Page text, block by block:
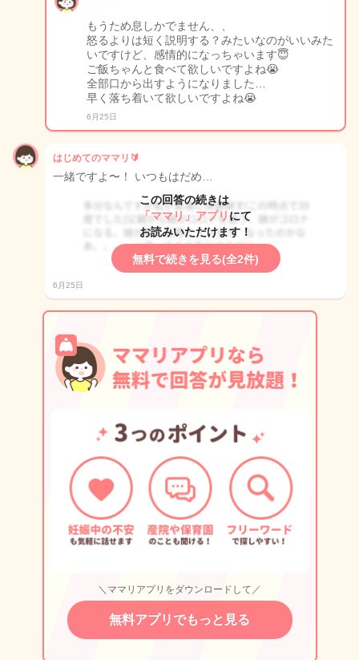
もうため息しかでません、、
怒るよりは短く説明する？みたいなのがいいみた
いですけど、感情的になっちゃいます😇
ご飯ちゃんと食べて欲しいですよね😭
全部口から出すようになりました…
早く落ち着いて欲しいですよね😭
6月25日
はじめてのママリ🔰
一緒ですよ〜！ いつもはだめ…
この回答の続きは
「ママリ」アプリ にて
お読みいただけます！
無料で続きを見る(全2件)
6月25日
＼ママリアプリをダウンロードして／
無料アプリでもっと見る